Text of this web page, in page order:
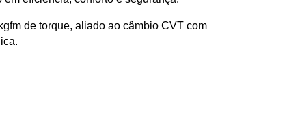
de torque, aliado ao câmbio CVT com